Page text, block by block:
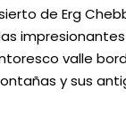
de Erg
valle
y sus